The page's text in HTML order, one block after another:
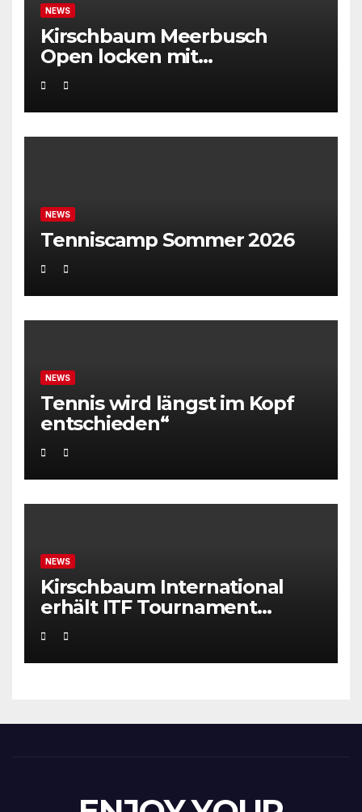
NEWS
Kirschbaum Meerbusch
Open locken mit
Weltklassetennis
NEWS
Tenniscamp Sommer 2026
NEWS
Tennis wird längst im Kopf
entschieden“
NEWS
Kirschbaum International
erhält ITF Tournament
Recognition Award 2025